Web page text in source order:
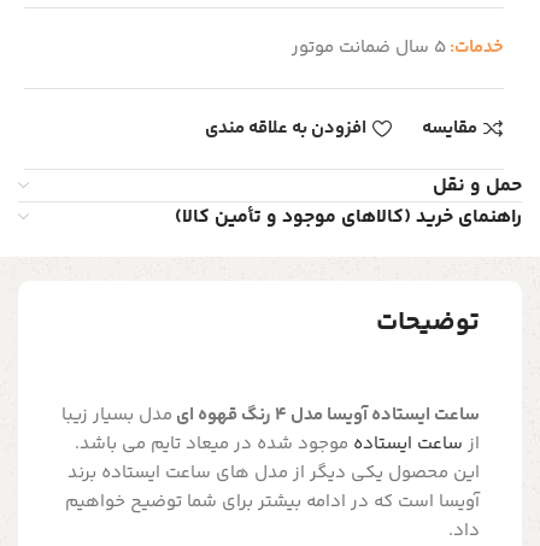
خدمات:5 سال ضمانت موتور
مقایسه افزودن به علاقه مندی
حمل و نقل
راهنمای خرید (کالاهای موجود و تأمین کالا)
توضیحات
ساعت ایستاده آویسا مدل 4 رنگ قهوه ای
مدل بسیار زیبا
از ساعت ایستاده موجود شده در میعاد تایم می باشد.
این محصول یکی دیگر از مدل های ساعت ایستاده برند
آویسا است که در ادامه بیشتر برای شما توضیح خواهیم
داد.